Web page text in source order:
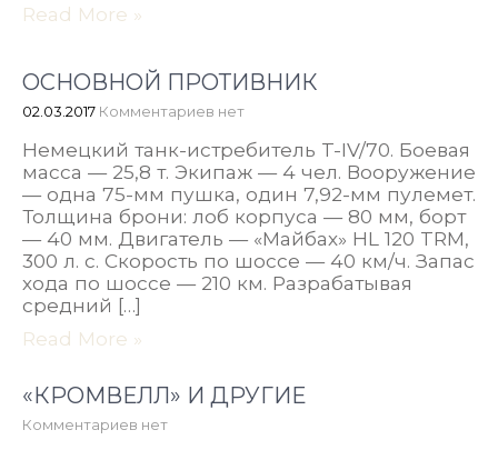
Read More »
ОСНОВНОЙ ПРОТИВНИК
02.03.2017 Комментариев нет
Немецкий танк-истребитель T-IV/70. Боевая
масса — 25,8 т. Экипаж — 4 чел. Вооружение
— одна 75-мм пушка, один 7,92-мм пулемет.
Толщина брони: лоб корпуса — 80 мм, борт
— 40 мм. Двигатель — «Майбах» HL 120 TRM,
300 л. с. Скорость по шоссе — 40 км/ч. Запас
хода по шоссе — 210 км. Разрабатывая
средний […]
Read More »
«КРОМВЕЛЛ» И ДРУГИЕ
Комментариев нет